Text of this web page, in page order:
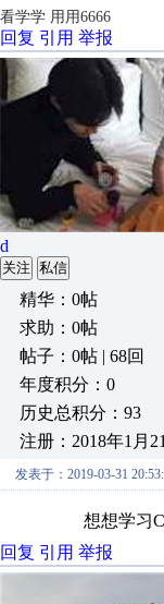
看学学 用用6666
回复 引用 举报
d
关注 私信
精华：0帖
求助：0帖
帖子：0帖 | 68回
年度积分：0
历史总积分：93
注册：2018年1月
发表于：2019-03-31
想想学习
回复 引用 举报